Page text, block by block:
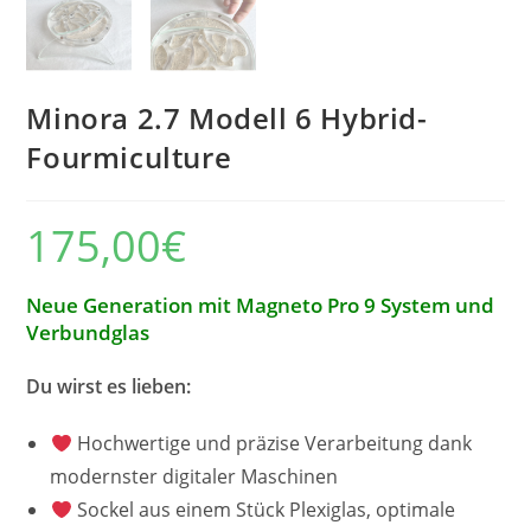
Minora 2.7 Modell 6 Hybrid-
Fourmiculture
175,00€
Neue Generation mit Magneto Pro 9 System und
Verbundglas
Du wirst es lieben:
Hochwertige und präzise Verarbeitung dank
modernster digitaler Maschinen
Sockel aus einem Stück Plexiglas, optimale